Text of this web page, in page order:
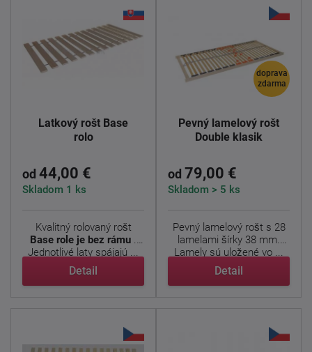
Latkový rošt Base
rolo
od 44,00 €
Skladom 1 ks
Kvalitný rolovaný rošt
Base role je bez rámu .
Jednotlivé laty spájajú ...
Detail
doprava
zdarma
Pevný lamelový rošt
Double klasik
od 79,00 €
Skladom > 5 ks
Pevný lamelový rošt s 28
lamelami šírky 38 mm.
Lamely sú uložené vo ...
Detail